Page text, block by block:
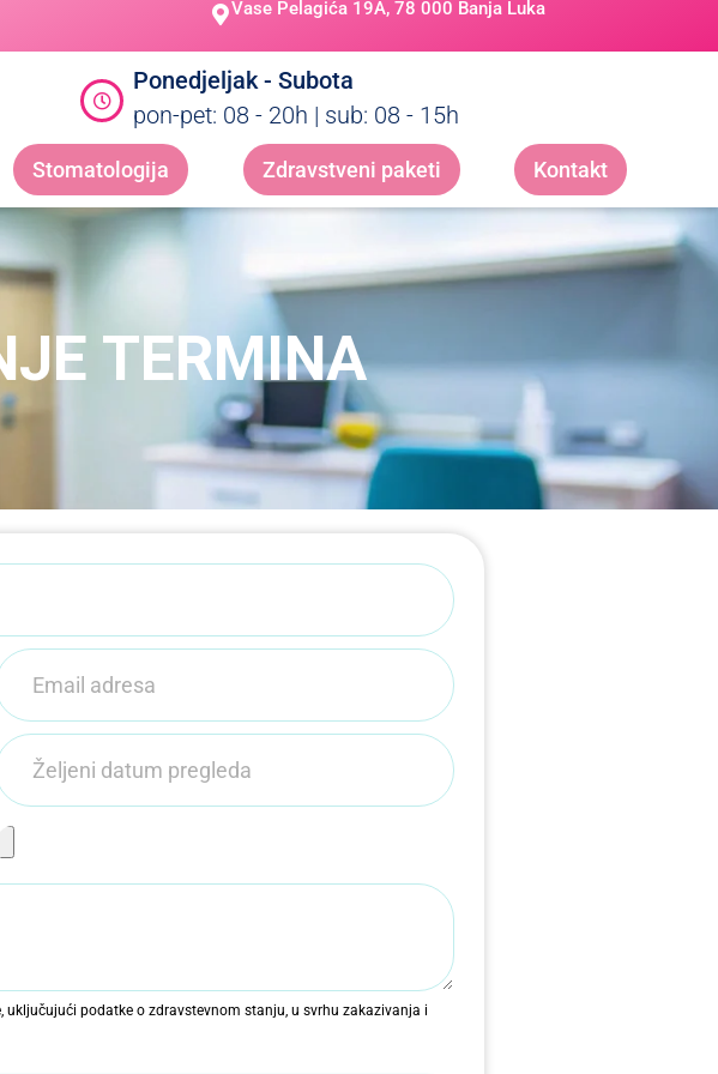
Vase Pelagića 19A, 78 000 Banja Luka
Ponedjeljak - Subota
pon-pet: 08 - 20h | sub: 08 - 15h
Stomatologija Zdravstveni paketi Kontakt
TERMINA
podatke o zdravstevnom stanju, u svrhu zakazivanja i